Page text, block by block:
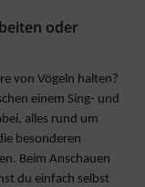
oder
von Vögeln halten?
einem Sing- und
alles rund um
besonderen
Beim Anschauen
du einfach selbst